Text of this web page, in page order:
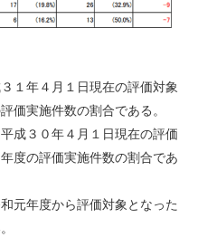
１年４月１日現在の評価対象
価実施件数の割合である。
成３０年４月１日現在の評価
度の評価実施件数の割合であ
元年度から評価対象となった